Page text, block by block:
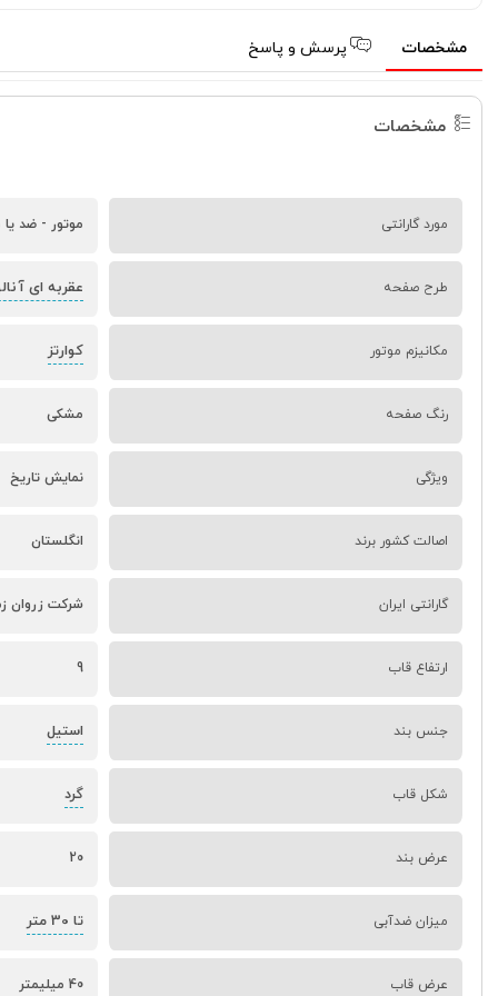
مشخصات پرسش و پاسخ
مشخصات
مورد گارانتی موتور - ضد یا
طرح صفحه عقربه ای
مکانیزم موتور کوارتز
رنگ صفحه مشکی
ویژگی نمایش تاریخ
اصالت کشور برند انگلستان
گارانتی ایران شرکت زروان
ارتفاع قاب 9
جنس بند استیل
شکل قاب گرد
عرض بند 20
میزان ضدآبی تا 30 متر
عرض قاب 40 میلیمتر